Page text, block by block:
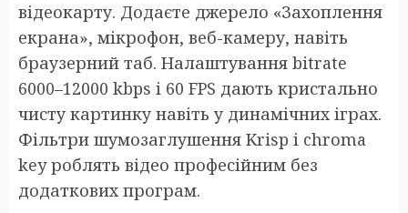
відеокарту. Додаєте джерело «Захоплення
екрана», мікрофон, веб-камеру, навіть
браузерний таб. Налаштування bitrate
6000–12000 kbps і 60 FPS дають кристально
чисту картинку навіть у динамічних іграх.
Фільтри шумозаглушення Krisp і chroma
key роблять відео професійним без
додаткових програм.